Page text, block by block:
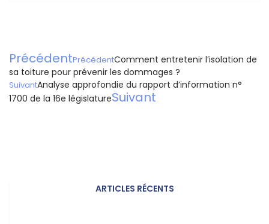
PrécédentPrécédentComment entretenir l’isolation de
sa toiture pour prévenir les dommages ?
SuivantAnalyse approfondie du rapport d’information n°
1700 de la 16e législatureSuivant
ARTICLES RÉCENTS